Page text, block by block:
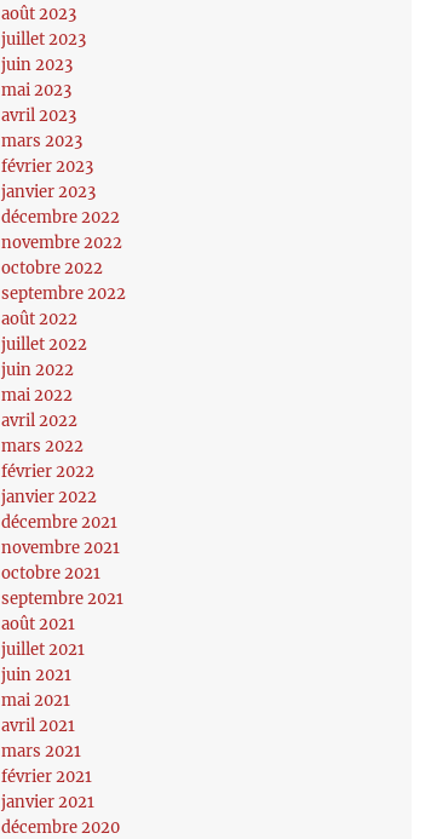
août 2023
juillet 2023
juin 2023
mai 2023
avril 2023
mars 2023
février 2023
janvier 2023
décembre 2022
novembre 2022
octobre 2022
septembre 2022
août 2022
juillet 2022
juin 2022
mai 2022
avril 2022
mars 2022
février 2022
janvier 2022
décembre 2021
novembre 2021
octobre 2021
septembre 2021
août 2021
juillet 2021
juin 2021
mai 2021
avril 2021
mars 2021
février 2021
janvier 2021
décembre 2020